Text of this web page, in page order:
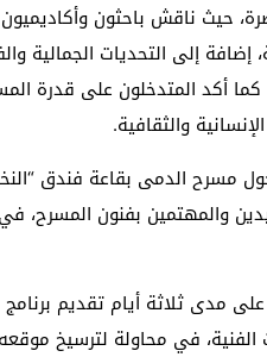
حيث ناقش باحثون
إضافة إلى التحديات الجمالية
كما أكد المتدخلون على قدرة
والثقافية.
مسرح الدمى بقاعة فندق
والمهتمين بفنون المسرح، في
مدى ثلاثة أيام تقديم
الفنية، في محاولة لترسيخ